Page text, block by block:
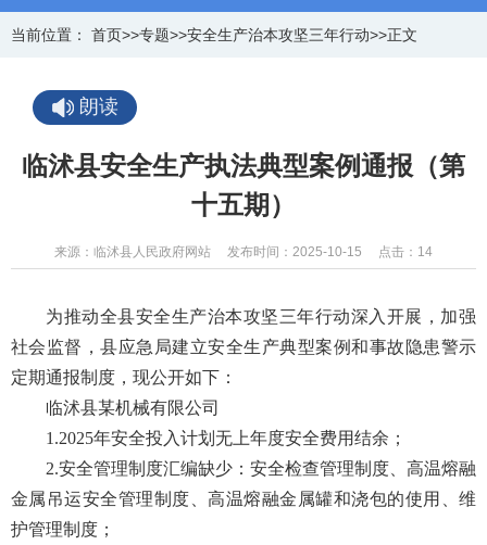
当前位置： 首页>>专题>>安全生产治本攻坚三年行动>>正文
朗读
临沭县安全生产执法典型案例通报（第
十五期）
来源：临沭县人民政府网站 发布时间：2025-10-15 点击： 14
为推动全县安全生产治本攻坚三年行动深入开展，加强
社会监督，县应急局建立安全生产典型案例和事故隐患警示
定期通报制度，现公开如下：
临沭县某机械有限公司
1.2025年安全投入计划无上年度安全费用结余；
2.安全管理制度汇编缺少：安全检查管理制度、高温熔融
金属吊运安全管理制度、高温熔融金属罐和浇包的使用、维
护管理制度；